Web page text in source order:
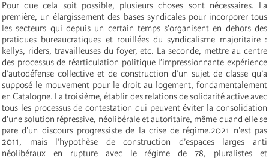
Pour que cela soit possible, plusieurs choses sont nécessaires. La
première, un élargissement des bases syndicales pour incorporer tous
les secteurs qui depuis un certain temps s’organisent en dehors des
pratiques bureaucratiques et rouillées du syndicalisme majoritaire :
kellys, riders, travailleuses du foyer, etc. La seconde, mettre au centre
des processus de réarticulation politique l’impressionnante expérience
d’autodéfense collective et de construction d’un sujet de classe qu’a
supposé le mouvement pour le droit au logement, fondamentalement
en Catalogne. La troisième, établir des relations de solidarité active avec
tous les processus de contestation qui peuvent éviter la consolidation
d’une solution répressive, néolibérale et autoritaire, même quand elle se
pare d’un discours progressiste de la crise de régime.2021 n’est pas
2011, mais l’hypothèse de construction d’espaces larges anti
néolibéraux en rupture avec le régime de 78, pluralistes et